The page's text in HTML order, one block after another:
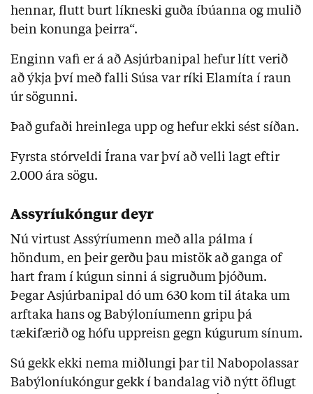
hennar, flutt burt líkneski guða íbúanna og mulið
bein konunga þeirra“.
Enginn vafi er á að Asjúrbanipal hefur lítt verið
að ýkja því með falli Súsa var ríki Elamíta í raun
úr sögunni.
Það gufaði hreinlega upp og hefur ekki sést síðan.
Fyrsta stórveldi Írana var því að velli lagt eftir
2.000 ára sögu.
Assyríukóngur deyr
Nú virtust Assýríumenn með alla pálma í
höndum, en þeir gerðu þau mistök að ganga of
hart fram í kúgun sinni á sigruðum þjóðum.
Þegar Asjúrbanipal dó um 630 kom til átaka um
arftaka hans og Babýloníumenn gripu þá
tækifærið og hófu uppreisn gegn kúgurum sínum.
Sú gekk ekki nema miðlungi þar til Nabopolassar
Babýloníukóngur gekk í bandalag við nýtt öflugt